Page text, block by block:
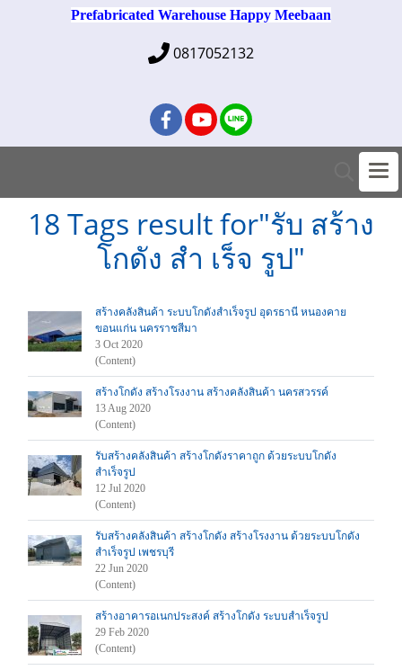
Prefabricated Warehouse Happy Meebaan
0817052132
18 Tags result for"รับ สร้าง
โกดัง สํา เร็จ รูป"
สร้างคลังสินค้า ระบบโกดังสำเร็จรูป อุดรธานี หนองคาย
ขอนแก่น นครราชสีมา
3 Oct 2020
(Content)
สร้างโกดัง สร้างโรงงาน สร้างคลังสินค้า นครสวรรค์
13 Aug 2020
(Content)
รับสร้างคลังสินค้า สร้างโกดังราคาถูก ด้วยระบบโกดัง
สำเร็จรูป
12 Jul 2020
(Content)
รับสร้างคลังสินค้า สร้างโกดัง สร้างโรงงาน ด้วยระบบโกดัง
สำเร็จรูป เพชรบุรี
22 Jun 2020
(Content)
สร้างอาคารอเนกประสงค์ สร้างโกดัง ระบบสำเร็จรูป
29 Feb 2020
(Content)